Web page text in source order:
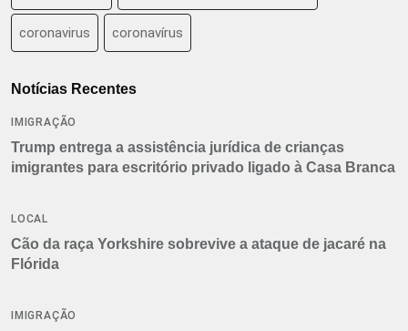
coronavirus coronavírus
Notícias Recentes
IMIGRAÇÃO
Trump entrega a assistência jurídica de crianças
imigrantes para escritório privado ligado à Casa Branca
LOCAL
Cão da raça Yorkshire sobrevive a ataque de jacaré na
Flórida
IMIGRAÇÃO